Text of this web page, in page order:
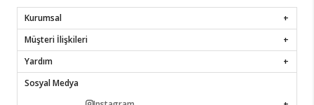
Kurumsal
Müşteri İlişkileri
Yardım
Sosyal Medya